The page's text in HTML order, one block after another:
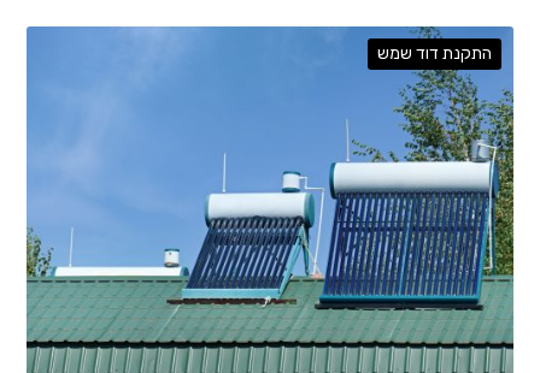
התקנת דוד שמש